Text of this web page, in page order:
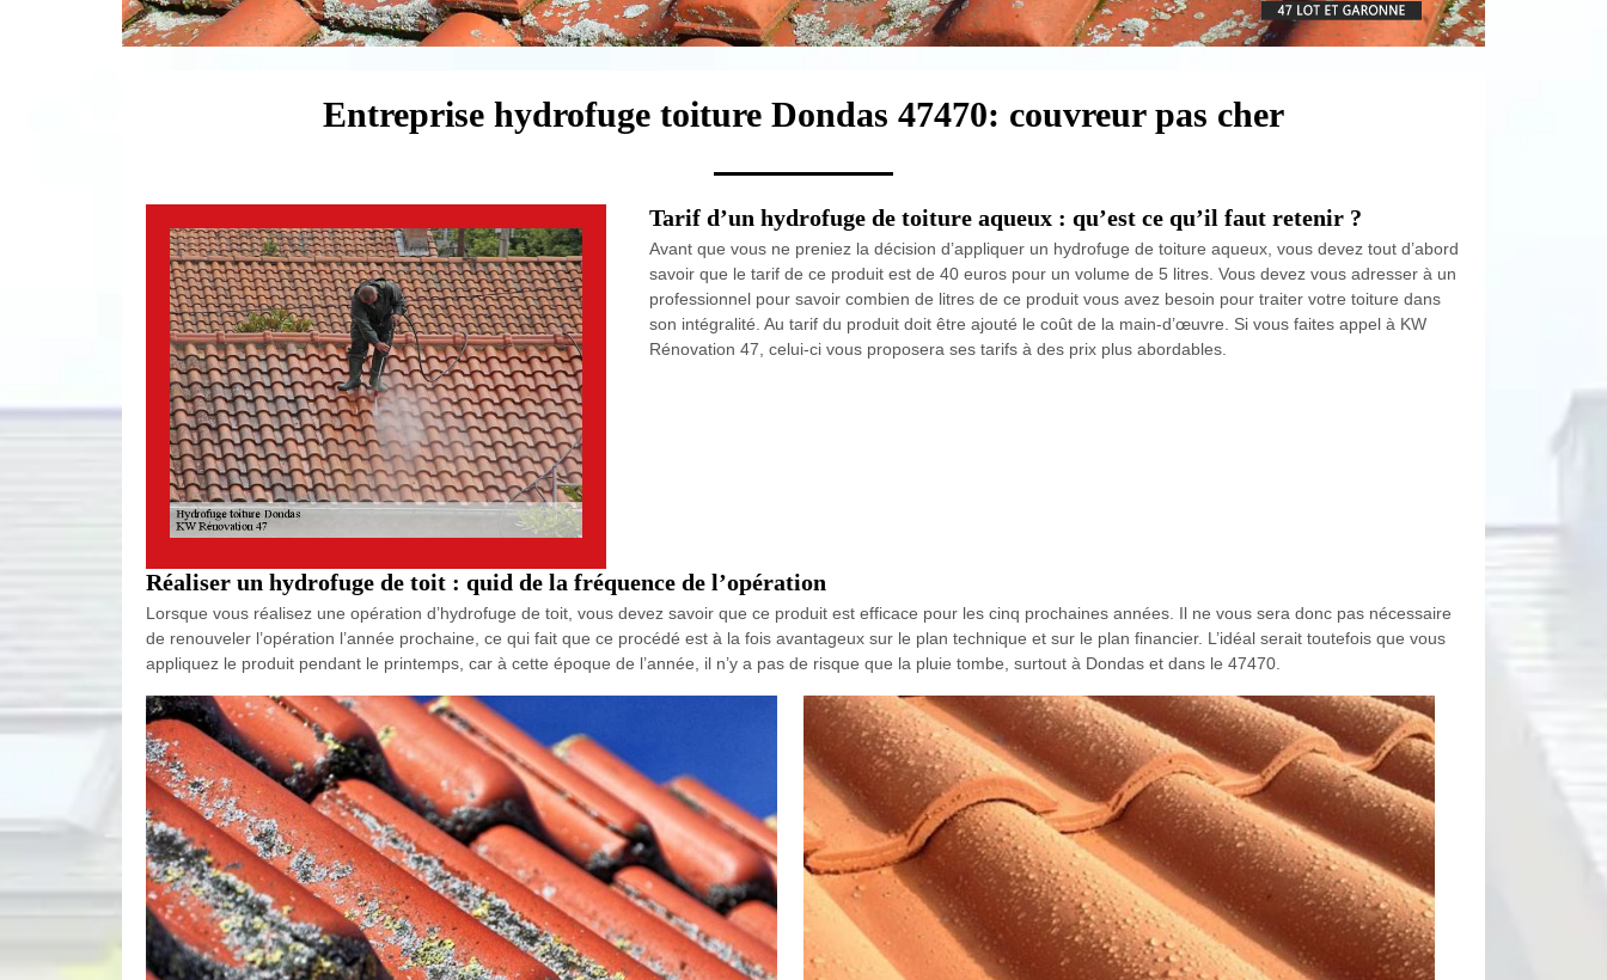
Entreprise hydrofuge toiture Dondas 47470: couvreur pas cher
Tarif d’un hydrofuge de toiture aqueux : qu’est ce qu’il faut retenir ?
Avant que vous ne preniez la décision d’appliquer un hydrofuge de toiture aqueux, vous devez tout d’abord
savoir que le tarif de ce produit est de 40 euros pour un volume de 5 litres. Vous devez vous adresser à un
professionnel pour savoir combien de litres de ce produit vous avez besoin pour traiter votre toiture dans
son intégralité. Au tarif du produit doit être ajouté le coût de la main-d’œuvre. Si vous faites appel à KW
Rénovation 47, celui-ci vous proposera ses tarifs à des prix plus abordables.
Réaliser un hydrofuge de toit : quid de la fréquence de l’opération
Lorsque vous réalisez une opération d’hydrofuge de toit, vous devez savoir que ce produit est efficace pour les cinq prochaines années. Il ne vous sera donc pas nécessaire
de renouveler l’opération l’année prochaine, ce qui fait que ce procédé est à la fois avantageux sur le plan technique et sur le plan financier. L’idéal serait toutefois que vous
appliquez le produit pendant le printemps, car à cette époque de l’année, il n’y a pas de risque que la pluie tombe, surtout à Dondas et dans le 47470.